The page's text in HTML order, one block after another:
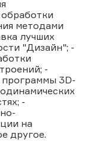
методами
лучших
"Дизайн"; -
-
программы 3D-
-
на
другое.